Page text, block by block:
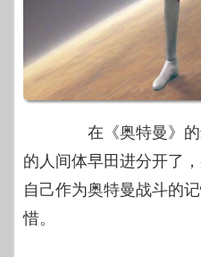
在《奥特曼》的
的人间体早田进分开了
自己作为奥特曼战斗的
惜。